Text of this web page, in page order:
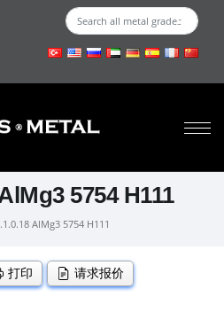
5754 H111
AlMg3 5754 H111
打印 请求报价